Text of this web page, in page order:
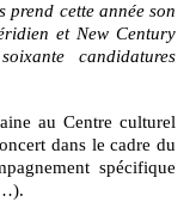
prend cette année son
et New Century
candidatures
au Centre culturel
dans le cadre du
spécifique